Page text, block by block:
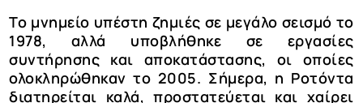
Το μνημείο υπέστη ζημιές σε μεγάλο σεισμό το
1978, αλλά υποβλήθηκε σε εργασίες
συντήρησης και αποκατάστασης, οι οποίες
ολοκληρώθηκαν το 2005. Σήμερα, η Ροτόντα
διατηρείται καλά, προστατεύεται και χαίρει